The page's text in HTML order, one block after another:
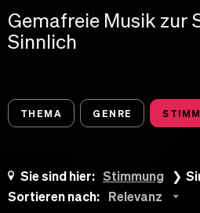
Gemafreie Musik zur
Sinnlich
THEMA GENRE
Sie sind hier: Stimmung
Sortieren nach:
Relevanz